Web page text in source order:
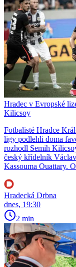
Hradec v Evropské
Kilicsoy
Fotbalisté Hradce
ligy podlehli doma
rozhodl Semih
český křídelník
Kassouma Ouattary.
Hradecká Drbna
dnes, 19:30
2 min